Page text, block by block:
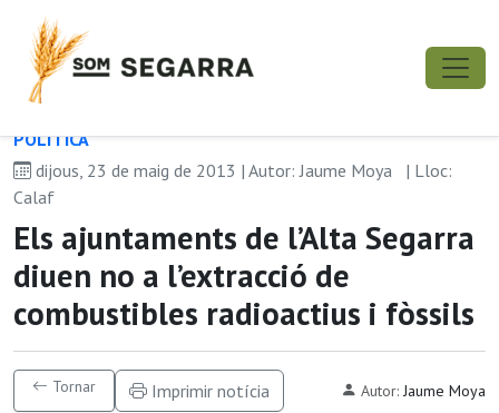
POLÍ­TICA
dijous, 23 de maig de 2013 | Autor: Jaume Moya
| Lloc:
Calaf
Els ajuntaments de l’Alta Segarra
diuen no a l’extracció de
combustibles radioactius i fòssils
Tornar Imprimir notícia Autor: Jaume Moya